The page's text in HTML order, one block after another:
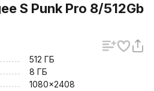
S Punk Pro 8/512Gb
512 ГБ
8 ГБ
1080x2408